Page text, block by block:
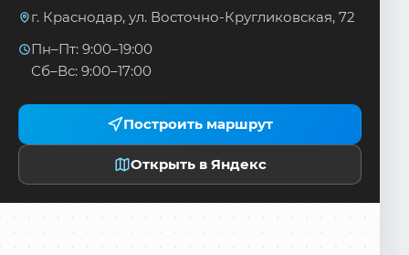
г. Краснодар, ул. Восточно-Кругликовская, 72
Пн–Пт: 9:00–19:00
Сб–Вс: 9:00–17:00
Построить маршрут
Открыть в Яндекс